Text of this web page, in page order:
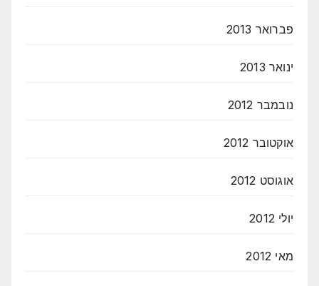
פברואר 2013
ינואר 2013
נובמבר 2012
אוקטובר 2012
אוגוסט 2012
יולי 2012
מאי 2012